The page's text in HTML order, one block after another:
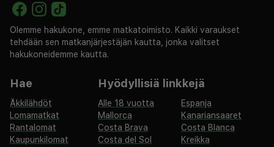
Maksu mannermaisesta aamiaisesta: noin 6 USD
Luottokorttimaksuista veloitetaan 2.5 %:n suuruinen
lisämaksu
takuumaksut eivät välttämättä sisällä veroja, ja ne
saattavat muuttua.
Tämä majoituspaikka ei salli lemmikkejä ja
avustajaeläimiä.
Olemme hakukone, emme matkatoimisto. Kaikki varaukset
tehdään sen matkanjärjestäjän kautta, jonka valitset
hakukoneidemme kautta.
Hae
Äkkilähdöt
Lomamatkat
Rantalomat
Kaupunkilomat
Hyödyllisiä linkkejä
Alle 18 vuotta
Espanja
Mallorca
Kanariansaaret
Costa Brava
Costa Blanca
Costa del Sol
Kreikka